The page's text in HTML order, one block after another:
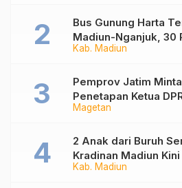
Kab. Madiun
Bus Gunung Harta
Madiun-Nganjuk, 30
Magetan
Pemprov Jatim
Penetapan Ketua
Kab. Madiun
2 Anak dari Buruh
Kradinan Madiun
Rakyat